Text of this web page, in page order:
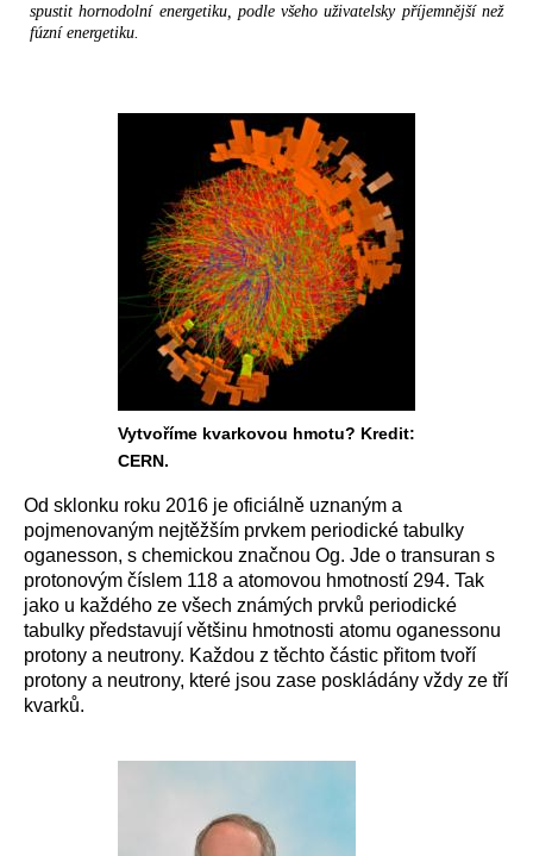
spustit hornodolní energetiku, podle všeho uživatelsky příjemnější než
fúzní energetiku.
Vytvoříme kvarkovou hmotu? Kredit:
CERN.
Od sklonku roku 2016 je oficiálně uznaným a
pojmenovaným nejtěžším prvkem periodické tabulky
oganesson, s chemickou značnou Og. Jde o transuran s
protonovým číslem 118 a atomovou hmotností 294. Tak
jako u každého ze všech známých prvků periodické
tabulky představují většinu hmotnosti atomu oganessonu
protony a neutrony. Každou z těchto částic přitom tvoří
protony a neutrony, které jsou zase poskládány vždy ze tří
kvarků.